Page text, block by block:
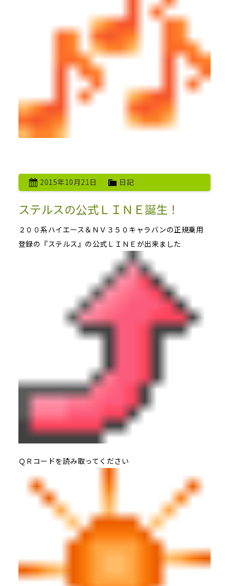
2015年10月21日 日記
ステルスの公式ＬＩＮＥ誕生！
２００系ハイエース＆ＮＶ３５０キャラバンの正規乗用
登録の『ステルス』の公式ＬＩＮＥが出来ました
ＱＲコードを読み取ってください